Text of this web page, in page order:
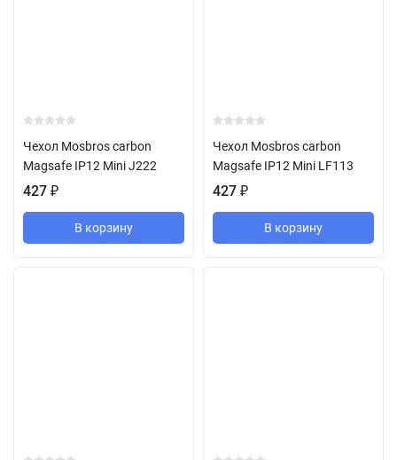
Чехол Mosbros carbon
Magsafe IP12 Mini J222
427 ₽
В корзину
Чехол Mosbros carbon
Magsafe IP12 Mini LF113
427 ₽
В корзину